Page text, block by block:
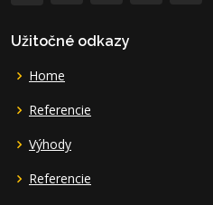
Užitočné odkazy
Home
Referencie
Výhody
Referencie